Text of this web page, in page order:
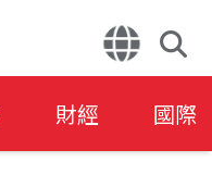
財經 國際